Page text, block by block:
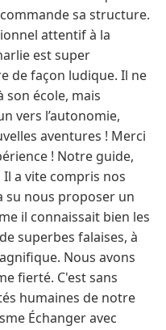
sa structure.
attentif à la
est super
de façon ludique. Il ne
son école, mais
vers l’autonomie,
aventures ! Merci
! Notre guide,
a vite compris nos
su nous proposer un
il connaissait bien les
superbes falaises, à
Nous avons
fierté. C'est sans
humaines de notre
Échanger avec